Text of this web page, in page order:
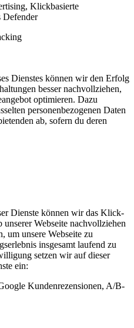
Klickbasierte
Defender
Dienstes können wir den Erfolg
besser nachvollziehen,
optimieren. Dazu
personenbezogenen Daten
ab, sofern du deren
Dienste können wir das Klick-
Webseite nachvollziehen
um unsere Webseite zu
insgesamt laufend zu
setzen wir auf dieser
ein:
Kundenrezensionen, A/B-